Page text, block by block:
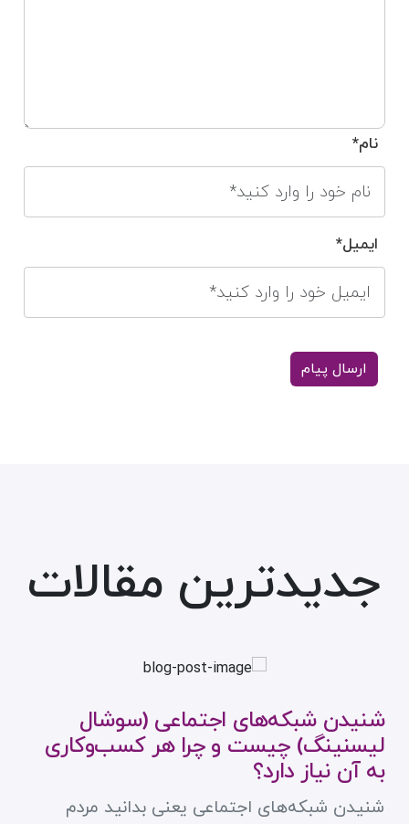
نام*
ایمیل*
جدیدترین مقالات
شنیدن شبکه‌های اجتماعی (سوشال
لیسنینگ) چیست و چرا هر کسب‌وکاری
به آن نیاز دارد؟
شنیدن شبکه‌های اجتماعی یعنی بدانید مردم